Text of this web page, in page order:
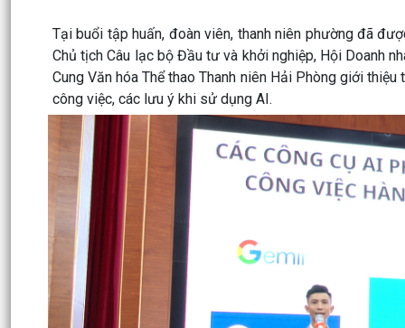
Tại buổi tập huấn, đoàn viên, thanh niên phường đã
Chủ tịch Câu lạc bộ Đầu tư và khởi nghiệp, Hội Doanh
Cung Văn hóa Thể thao Thanh niên Hải Phòng giới
công việc, các lưu ý khi sử dụng AI.